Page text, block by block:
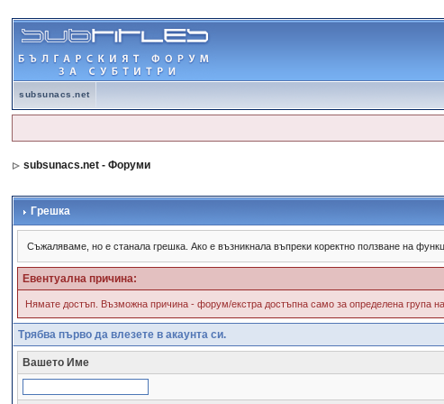
subsunacs.net
subsunacs.net - Форуми
Грешка
Съжалявамe, но е станала грешка. Ако е възникнала въпреки коректно ползване на
Евентуална причина:
Нямате достъп. Възможна причина - форум/екстра достъпна само за определена група на
Трябва първо да влезете в акаунта си.
Вашето Име